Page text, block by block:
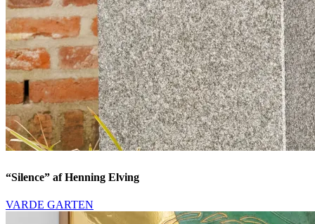
“Silence” af Henning Elving
VARDE GARTEN